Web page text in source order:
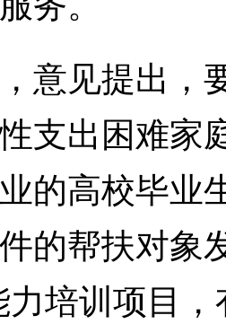
见提出，
支出困难家
的高校毕业
的帮扶对象
力培训项目